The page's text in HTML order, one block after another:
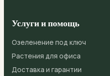
Услуги и помощь
Озеленение под ключ
Растения для офиса
Доставка и гарантии